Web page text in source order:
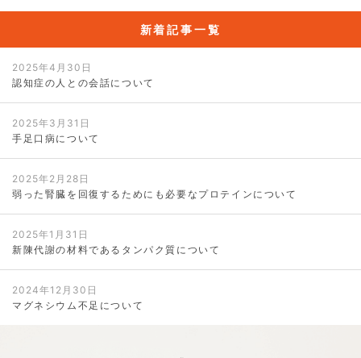
新着記事一覧
2025年4月30日
認知症の人との会話について
2025年3月31日
手足口病について
2025年2月28日
弱った腎臓を回復するためにも必要なプロテインについて
2025年1月31日
新陳代謝の材料であるタンパク質について
2024年12月30日
マグネシウム不足について